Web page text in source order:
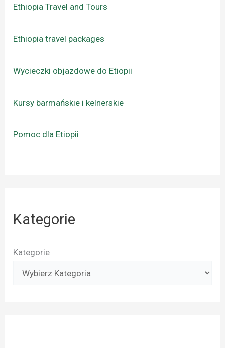
Ethiopia Travel and Tours
Ethiopia travel packages
Wycieczki objazdowe do Etiopii
Kursy barmańskie i kelnerskie
Pomoc dla Etiopii
Kategorie
Kategorie